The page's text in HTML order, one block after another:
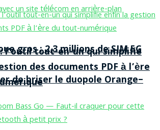
gros : 2,3 millions de SIM 5G
de briser le duopole Orange–
: l’outil tout-en-un qui simplifie
des documents PDF à l’ère